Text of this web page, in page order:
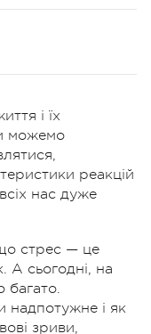
і їх
можемо
реакцій
нас дуже
стрес — це
А сьогодні, на
багато.
надпотужне і як
зриви,